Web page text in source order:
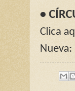
•
Clica
Nueva: